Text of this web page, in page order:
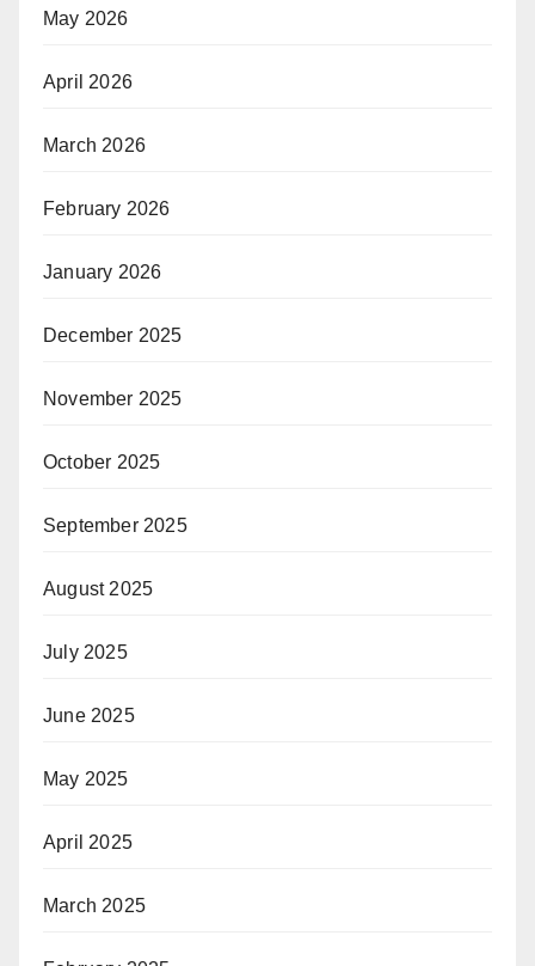
May 2026
April 2026
March 2026
February 2026
January 2026
December 2025
November 2025
October 2025
September 2025
August 2025
July 2025
June 2025
May 2025
April 2025
March 2025